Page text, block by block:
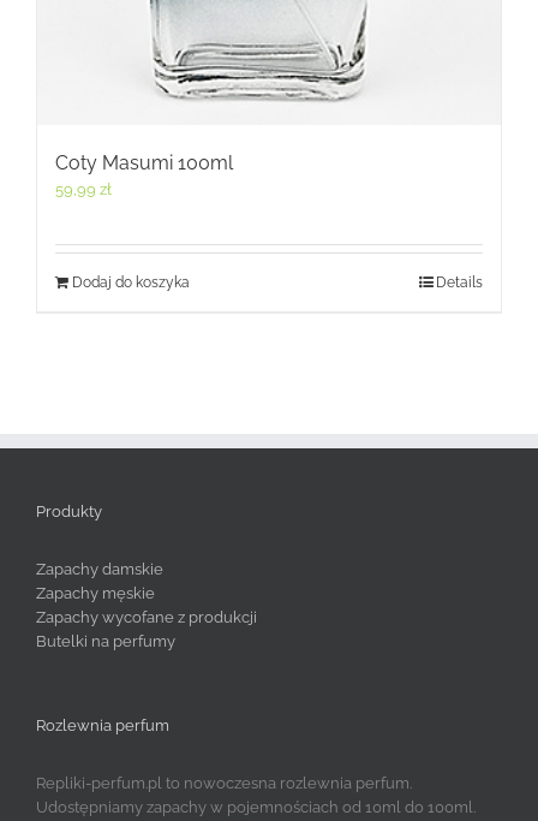
Coty Masumi 100ml
59,99 zł
Dodaj do koszyka Details
Produkty
Zapachy damskie
Zapachy męskie
Zapachy wycofane z produkcji
Butelki na perfumy
Rozlewnia perfum
Repliki-perfum.pl to nowoczesna rozlewnia perfum.
Udostępniamy zapachy w pojemnościach od 10ml do 100ml.